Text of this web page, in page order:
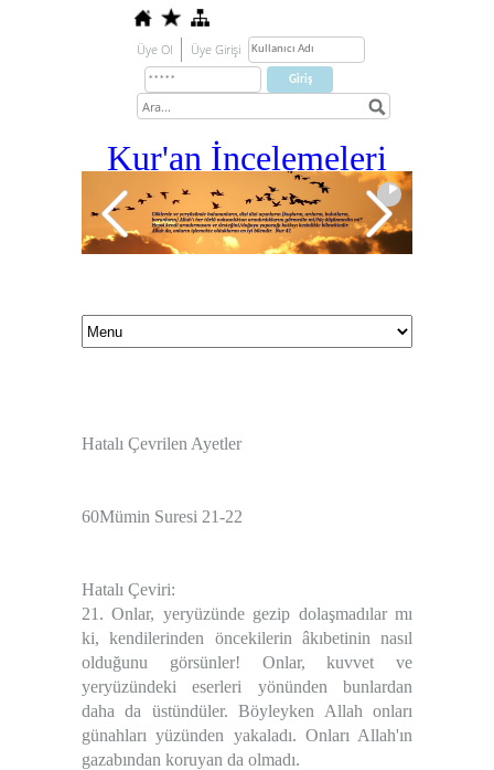
Üye Ol Üye Girişi
Kur'an İncelemeleri
Hatalı Çevrilen Ayetler
60Mümin Suresi 21-22
Hatalı Çeviri:
21. Onlar, yeryüzünde gezip dolaşmadılar mı
ki, kendilerinden öncekilerin âkıbetinin nasıl
olduğunu görsünler! Onlar, kuvvet ve
yeryüzündeki eserleri yönünden bunlardan
daha da üstündüler. Böyleyken Allah onları
günahları yüzünden yakaladı. Onları Allah'ın
gazabından koruyan da olmadı.